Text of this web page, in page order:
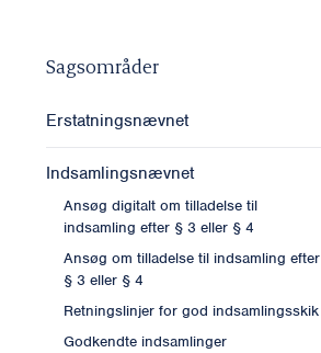
Sagsområder
Erstatningsnævnet
Indsamlingsnævnet
Ansøg digitalt om tilladelse til
indsamling efter § 3 eller § 4
Ansøg om tilladelse til indsamling efter
§ 3 eller § 4
Retningslinjer for god indsamlingsskik
Godkendte indsamlinger